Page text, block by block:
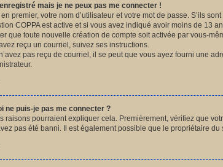
mais je ne peux pas me connecter !
premier, votre nom d’utilisateur et votre mot de passe. S’ils
COPPA est active et si vous avez indiqué avoir moins de 13
que toute nouvelle création de compte soit activée par vous-
reçu un courriel, suivez ses instructions.
pas reçu de courriel, il se peut que vous ayez fourni une
ne puis-je pas me connecter ?
raisons pourraient expliquer cela. Premièrement, vérifiez que
pas été banni. Il est également possible que le propriétaire